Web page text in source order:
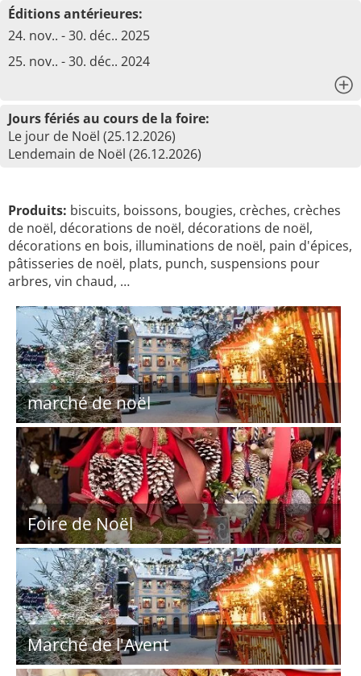
Éditions antérieures:
24. nov.. - 30. déc.. 2025
25. nov.. - 30. déc.. 2024
Jours fériés au cours de la foire:
Le jour de Noël (25.12.2026)
Lendemain de Noël (26.12.2026)
Produits: biscuits, boissons, bougies, crèches, crèches
de noël, décorations de noël, décorations de noël,
décorations en bois, illuminations de noël, pain d'épices,
pâtisseries de noël, plats, punch, suspensions pour
arbres, vin chaud, …
marché de noël
Foire de Noël
Marché de l'Avent